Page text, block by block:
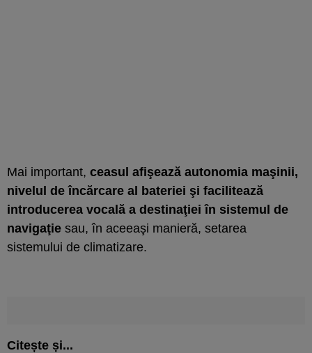
Mai important, ceasul afişează autonomia maşinii,
nivelul de încărcare al bateriei şi facilitează
introducerea vocală a destinaţiei în sistemul de
navigaţie sau, în aceeaşi manieră, setarea
sistemului de climatizare.
Citește și...